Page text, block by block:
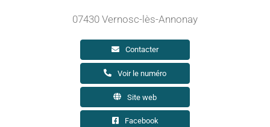
07430 Vernosc-lès-Annonay
Contacter
Voir le numéro
Site web
Facebook